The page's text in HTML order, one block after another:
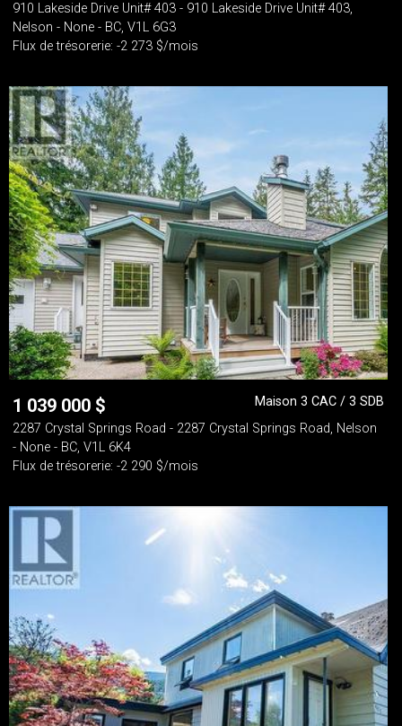
910 Lakeside Drive Unit# 403 - 910 Lakeside Drive Unit# 403,
Nelson - None - BC, V1L 6G3
Flux de trésorerie: -2 273 $/mois
1 039 000 $
Maison 3 CAC / 3 SDB
2287 Crystal Springs Road - 2287 Crystal Springs Road, Nelson
- None - BC, V1L 6K4
Flux de trésorerie: -2 290 $/mois